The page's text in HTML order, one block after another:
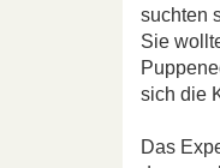
suchten
Sie
sich die
Das